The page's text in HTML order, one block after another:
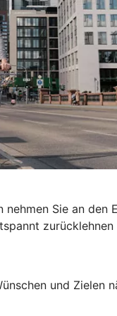
Sie an
zurücklehnen
und Zielen